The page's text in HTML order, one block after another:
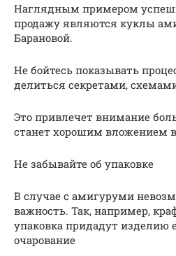
Наглядным примером
продажу являются куклы
Барановой.
Не бойтесь показывать
делиться секретами,
Это привлечет внимание
станет хорошим вложением
Не забывайте об упаковке
В случае с амигуруми
важность. Так, например,
упаковка придадут изделию
очарование